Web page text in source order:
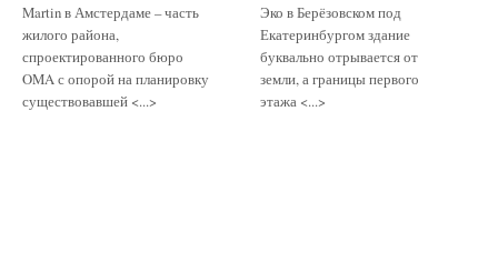
Martin в Амстердаме – часть
жилого района,
спроектированного бюро
OMA с опорой на планировку
существовавшей <...>
Эко в Берёзовском под
Екатеринбургом здание
буквально отрывается от
земли, а границы первого
этажа <...>